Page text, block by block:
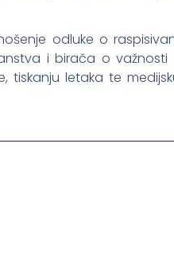
odluke o
i birača o
letaka te